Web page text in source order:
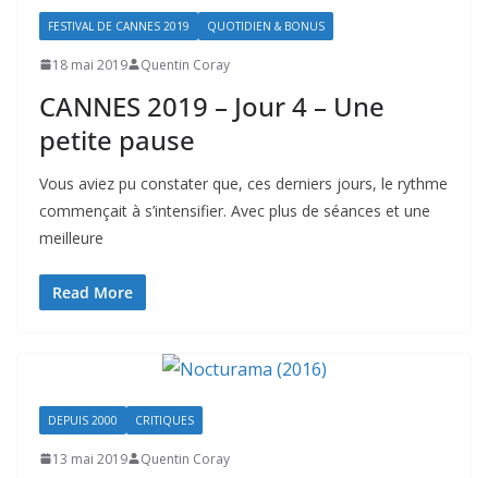
FESTIVAL DE CANNES 2019 QUOTIDIEN & BONUS
18 mai 2019 Quentin Coray
CANNES 2019 – Jour 4 – Une
petite pause
Vous aviez pu constater que, ces derniers jours, le rythme
commençait à s’intensifier. Avec plus de séances et une
meilleure
Read More
DEPUIS 2000 CRITIQUES
13 mai 2019 Quentin Coray